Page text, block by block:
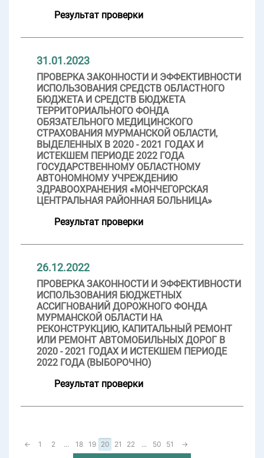
Результат проверки
31.01.2023
ПРОВЕРКА ЗАКОННОСТИ И ЭФФЕКТИВНОСТИ
ИСПОЛЬЗОВАНИЯ СРЕДСТВ ОБЛАСТНОГО
БЮДЖЕТА И СРЕДСТВ БЮДЖЕТА
ТЕРРИТОРИАЛЬНОГО ФОНДА
ОБЯЗАТЕЛЬНОГО МЕДИЦИНСКОГО
СТРАХОВАНИЯ МУРМАНСКОЙ ОБЛАСТИ,
ВЫДЕЛЕННЫХ В 2020 - 2021 ГОДАХ И
ИСТЕКШЕМ ПЕРИОДЕ 2022 ГОДА
ГОСУДАРСТВЕННОМУ ОБЛАСТНОМУ
АВТОНОМНОМУ УЧРЕЖДЕНИЮ
ЗДРАВООХРАНЕНИЯ «МОНЧЕГОРСКАЯ
ЦЕНТРАЛЬНАЯ РАЙОННАЯ БОЛЬНИЦА»
Результат проверки
26.12.2022
ПРОВЕРКА ЗАКОННОСТИ И ЭФФЕКТИВНОСТИ
ИСПОЛЬЗОВАНИЯ БЮДЖЕТНЫХ
АССИГНОВАНИЙ ДОРОЖНОГО ФОНДА
МУРМАНСКОЙ ОБЛАСТИ НА
РЕКОНСТРУКЦИЮ, КАПИТАЛЬНЫЙ РЕМОНТ
ИЛИ РЕМОНТ АВТОМОБИЛЬНЫХ ДОРОГ В
2020 - 2021 ГОДАХ И ИСТЕКШЕМ ПЕРИОДЕ
2022 ГОДА (ВЫБОРОЧНО)
Результат проверки
← 1 2 ... 18 19 20 21 22 ... 50 51 →